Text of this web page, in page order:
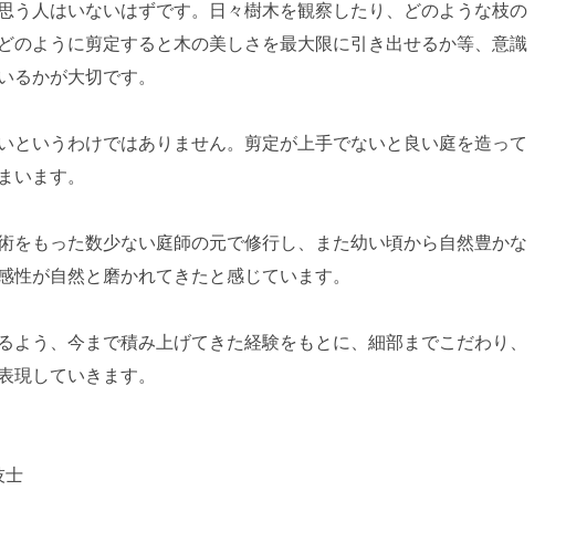
う人はいないはずです。日々樹木を観察したり、どのような枝の
のように剪定すると木の美しさを最大限に引き出せるか等、意識
るかが大切です。
というわけではありません。剪定が上手でないと良い庭を造って
います。
をもった数少ない庭師の元で修行し、また幼い頃から自然豊かな
性が自然と磨かれてきたと感じています。
よう、今まで積み上げてきた経験をもとに、細部までこだわり、
現していきます。
士